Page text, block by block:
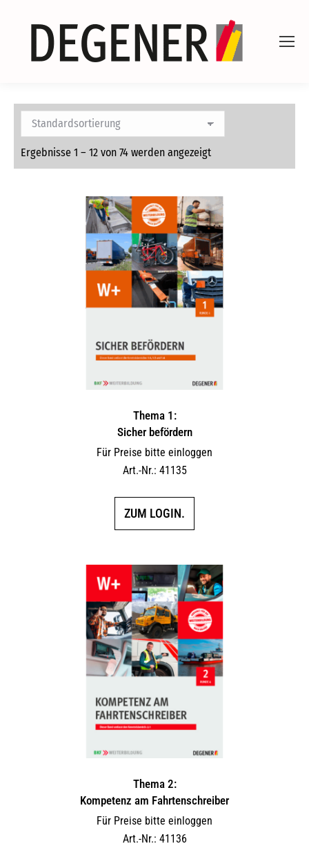
Ergebnisse 1 – 12 von 74 werden angezeigt
Thema 1:
Sicher befördern
Für Preise bitte einloggen
Art.-Nr.: 41135
ZUM LOGIN.
Thema 2:
Kompetenz am Fahrtenschreiber
Für Preise bitte einloggen
Art.-Nr.: 41136